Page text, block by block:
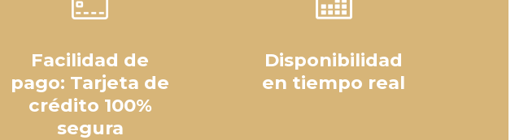
Facilidad de
pago: Tarjeta de
crédito 100%
segura
Disponibilidad
en tiempo real